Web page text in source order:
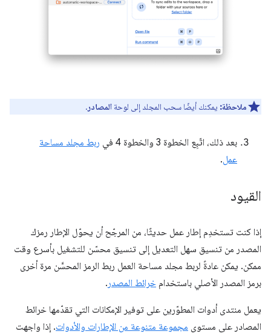
ملاحظة: يمكنك أيضًا سحب المجلد إلى لوحة المصادر.
بعد ذلك، اتّبِع الخطوة 3 والخطوة 4 في
ربط مجلد مساحة
عمل.
القيود
إذا كنت تستخدِم إطار عمل حديثًا، من المرجّح أن يحوّل الإطار رمزك
المصدر من تنسيق سهل التعديل إلى تنسيق محسّن للتشغيل بأسرع وقت
ممكن. يمكن عادةً لربط مجلد مساحة العمل ربط الرمز المحسَّن مرة أخرى
برمز المصدر الأصلي باستخدام خرائط المصدر .
يعمل منتدى أدوات المطوّرين على توفير الإمكانات التي تقدّمها خرائط
المصادر على مستوى مجموعة متنوعة من الإطارات والأدوات. إذا واجهت